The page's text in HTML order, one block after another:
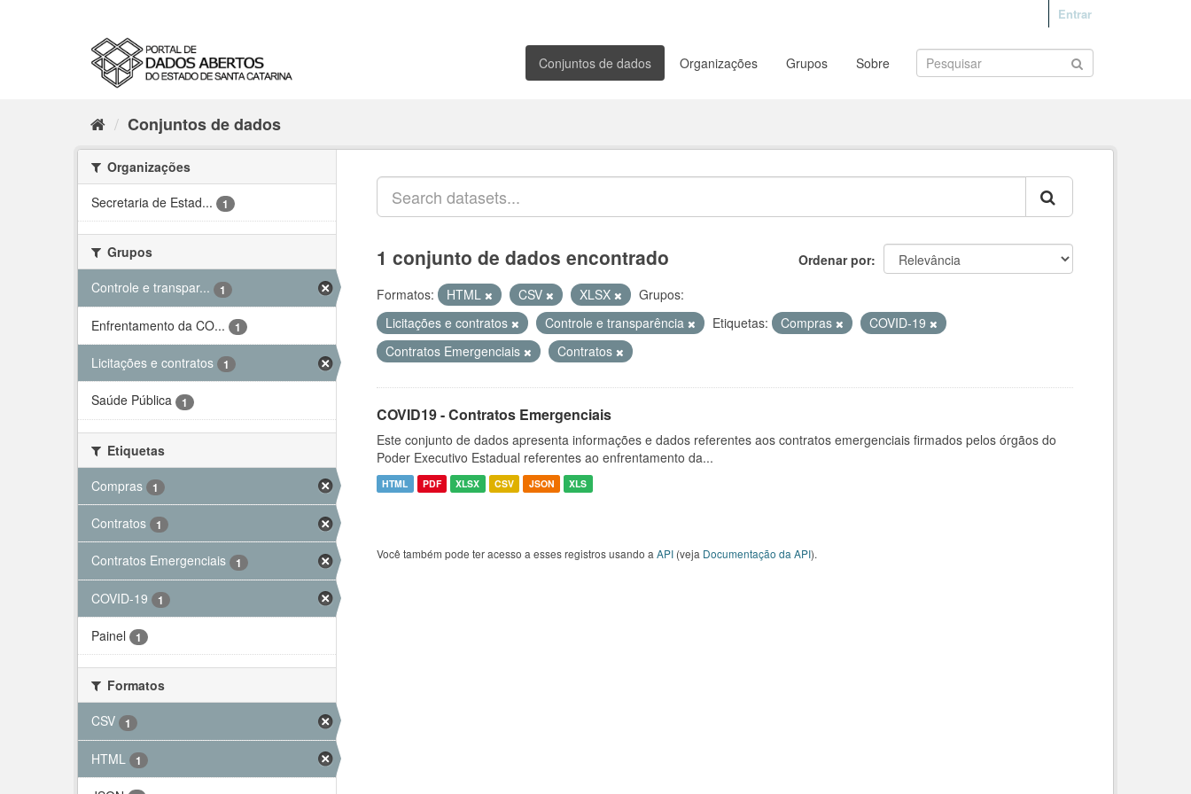
Entrar
Conjuntos de dados Organizações Grupos Sobre
Conjuntos de dados
Organizações
Secretaria de Estad...
1
Grupos
Controle e transpar...
1
Enfrentamento da CO... 1
Licitações e contratos 1
Saúde Pública 1
Etiquetas
Compras
1
Contratos 1
Contratos Emergenciais 1
COVID-19 1
Painel 1
Formatos
CSV
1
HTML 1
Ordenar por
1 conjunto de dados encontrado
Formatos: HTML CSV XLSX
Grupos:
Licitações e contratos
Controle e transparência Etiquetas: Compras
COVID-19
Contratos Emergenciais
Contratos
COVID19 - Contratos Emergenciais
Este conjunto de dados apresenta informações e dados referentes aos contratos emergenciais firmados pelos órgãos do
Poder Executivo Estadual referentes ao enfrentamento da...
HTML PDF XLSX CSV JSON XLS
Você também pode ter acesso a esses registros usando a API (veja Documentação da API).